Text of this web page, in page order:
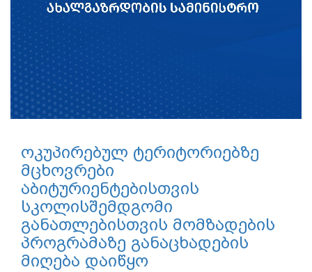
ოკუპირებულ ტერიტორიებზე
მცხოვრები
აბიტურიენტებისთვის
სკოლისშემდგომი
განათლებისთვის მომზადების
პროგრამაზე განაცხადების
მიღება დაიწყო